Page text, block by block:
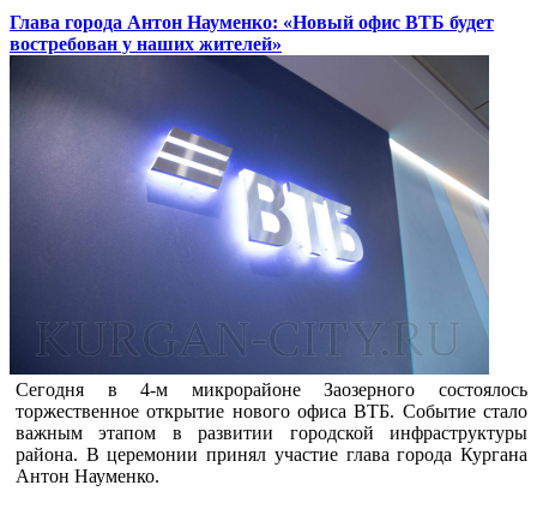
Глава города Антон Науменко: «Новый офис ВТБ будет
востребован у наших жителей»
Сегодня в 4-м микрорайоне Заозерного состоялось
торжественное открытие нового офиса ВТБ. Событие стало
важным этапом в развитии городской инфраструктуры
района. В церемонии принял участие глава города Кургана
Антон Науменко.